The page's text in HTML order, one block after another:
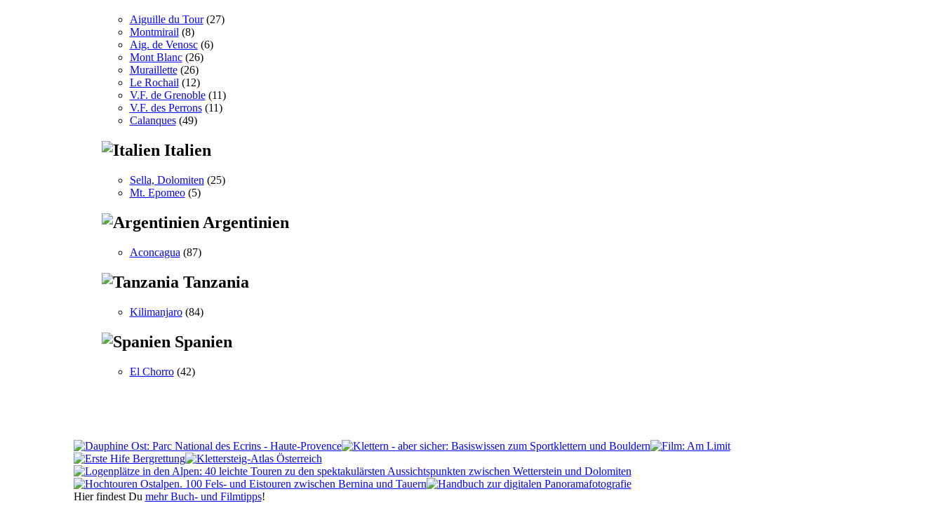
Aiguille du Tour(27)
Montmirail(8)
Aig. de Venosc(6)
Mont Blanc(26)
Muraillette(26)
Le Rochail(12)
V.F. de Grenoble(11)
V.F. des Perrons(11)
Calanques(49)
Italien
Sella, Dolomiten (25)
Mt. Epomeo(5)
Argentinien
Aconcagua (87)
Tanzania
Kilimanjaro(84)
Spanien
El Chorro(42)
Hier findest Du mehr Buch- und Filmtipps!